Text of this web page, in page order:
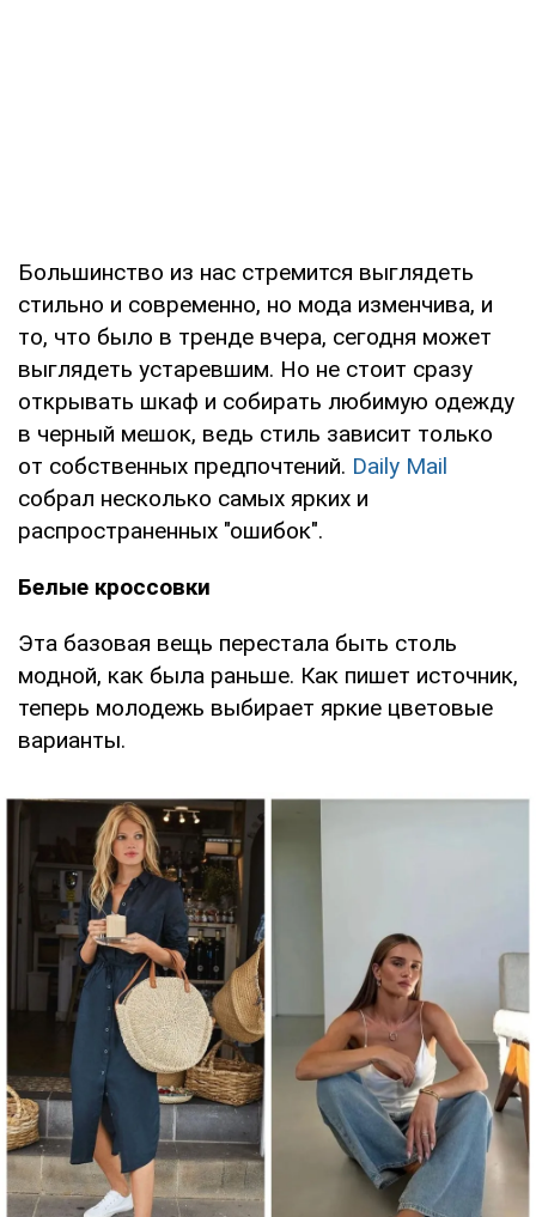
Большинство из нас стремится выглядеть
стильно и современно, но мода изменчива, и
то, что было в тренде вчера, сегодня может
выглядеть устаревшим. Но не стоит сразу
открывать шкаф и собирать любимую одежду
в черный мешок, ведь стиль зависит только
от собственных предпочтений. Daily Mail
собрал несколько самых ярких и
распространенных "ошибок".
Белые кроссовки
Эта базовая вещь перестала быть столь
модной, как была раньше. Как пишет источник,
теперь молодежь выбирает яркие цветовые
варианты.